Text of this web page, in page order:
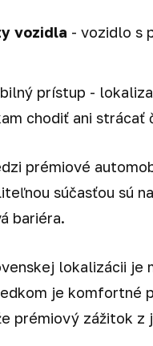
vozidla - vozidlo s
prístup -
chodiť ani strácať
prémiové
súčasťou sú
bariéra.
lokalizácii
je komfortné
prémiový zážitok